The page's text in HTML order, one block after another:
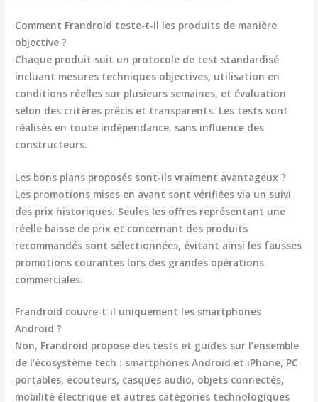
Comment Frandroid teste-t-il les produits de manière
objective ?
Chaque produit suit un protocole de test standardisé
incluant mesures techniques objectives, utilisation en
conditions réelles sur plusieurs semaines, et évaluation
selon des critères précis et transparents. Les tests sont
réalisés en toute indépendance, sans influence des
constructeurs.
Les bons plans proposés sont-ils vraiment avantageux ?
Les promotions mises en avant sont vérifiées via un suivi
des prix historiques. Seules les offres représentant une
réelle baisse de prix et concernant des produits
recommandés sont sélectionnées, évitant ainsi les fausses
promotions courantes lors des grandes opérations
commerciales.
Frandroid couvre-t-il uniquement les smartphones
Android ?
Non, Frandroid propose des tests et guides sur l’ensemble
de l’écosystème tech : smartphones Android et iPhone, PC
portables, écouteurs, casques audio, objets connectés,
mobilité électrique et autres catégories technologiques